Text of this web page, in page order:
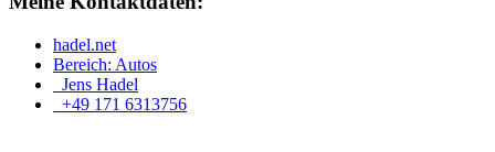
hadel.net
Bereich: Autos
Jens Hadel
+49 171 6313756